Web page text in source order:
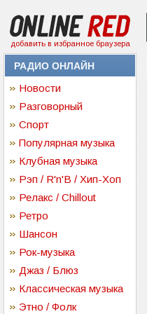
добавить в избранное браузера
РАДИО ОНЛАЙН
Новости
Разговорный
Спорт
Популярная музыка
Клубная музыка
Рэп / R'n'B / Хип-Хоп
Релакс / Chillout
Ретро
Шансон
Рок-музыка
Джаз / Блюз
Классическая музыка
Этно / Фолк